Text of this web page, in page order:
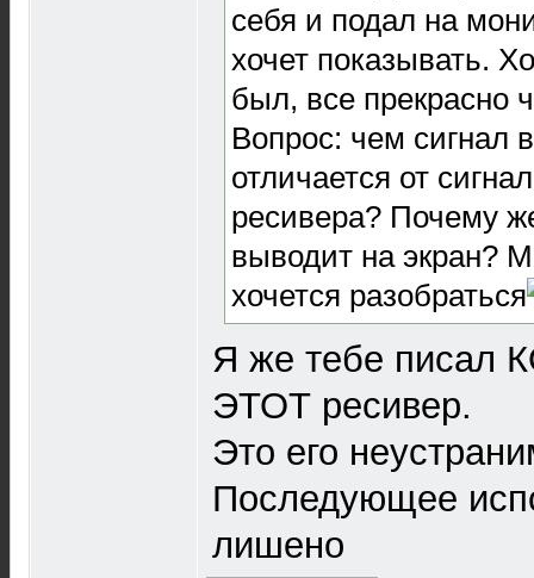
себя и подал на
хочет показывать.
был, все прекрасно
Вопрос: чем сигнал
отличается от
ресивера? Почему
выводит на экран?
хочется разобраться
Я же тебе писал
ЭТОТ ресивер.
Это его
Последующее
лишено